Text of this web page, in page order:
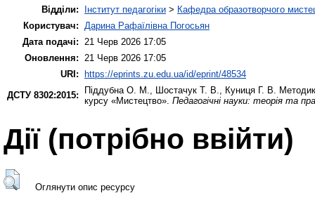
Відділи:
Інститут педагогіки > Кафедра образотворчого
Користувач: Дарина Рафаїлівна Погосьян
Дата подачі: 21 Черв 2026 17:05
Оновлення: 21 Черв 2026 17:05
URI:
https://eprints.zu.edu.ua/id/eprint/48534
ДСТУ 8302:2015:
Піддубна О. М., Шостачук Т. В., Куниця Г. В.
курсу «Мистецтво». Педагогічні науки: теорія та
Дії ​​(потрібно ввійти)
Оглянути опис ресурсу